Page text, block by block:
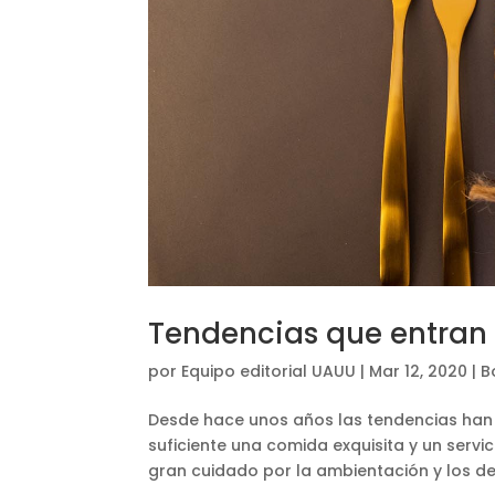
Tendencias que
por Equipo editorial UAUU | Mar 12, 2020 |
Desde hace unos años las tendencias
suficiente una comida exquisita y un
gran cuidado por la ambientación y los